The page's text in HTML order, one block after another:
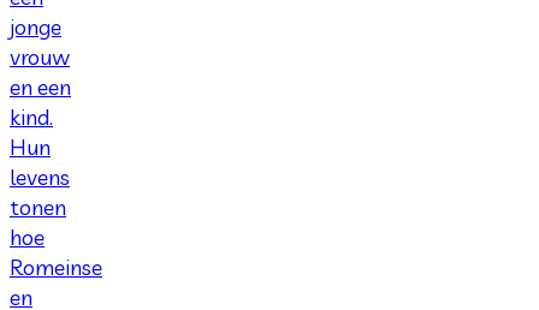
jonge
vrouw
en een
kind.
Hun
levens
tonen
hoe
Romeinse
en